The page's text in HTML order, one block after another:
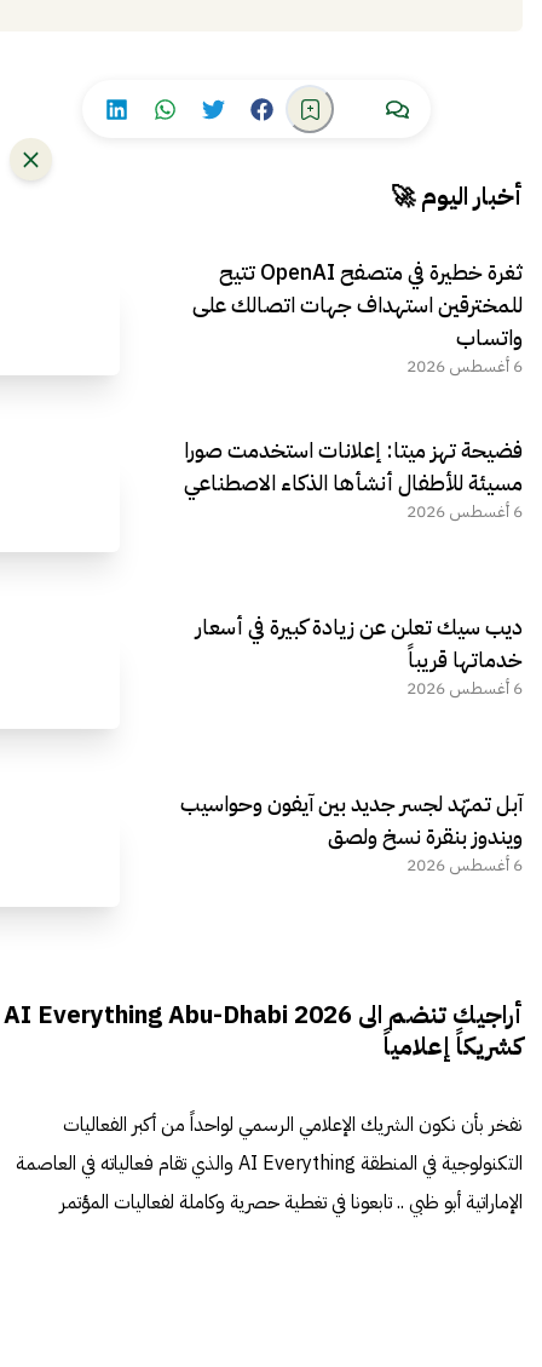
أخبار اليوم 🚀
ثغرة خطيرة في متصفح OpenAI تتيح
للمخترقين استهداف جهات اتصالك على
واتساب
6 أغسطس 2026
فضيحة تهز ميتا: إعلانات استخدمت صورا
مسيئة للأطفال أنشأها الذكاء الاصطناعي
6 أغسطس 2026
ديب سيك تعلن عن زيادة كبيرة في أسعار
خدماتها قريباً
6 أغسطس 2026
آبل تمهّد لجسر جديد بين آيفون وحواسيب
ويندوز بنقرة نسخ ولصق
6 أغسطس 2026
أراجيك تنضم الى AI Everything Abu-Dhabi 2026
كشريكاً إعلامياً
نفخر بأن نكون الشريك الإعلامي الرسمي لواحداً من أكبر الفعاليات
التكنولوجية في المنطقة AI Everything والذي تقام فعالياته في العاصمة
الإماراتية أبو ظبي .. تابعونا في تغطية حصرية وكاملة لفعاليات المؤتمر